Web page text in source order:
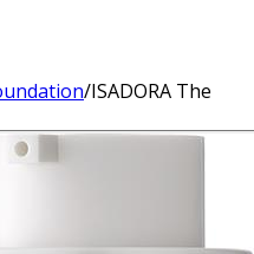
/ISADORA The